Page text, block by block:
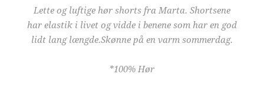
Lette og luftige hør shorts fra Marta. Shortsene
har elastik i livet og vidde i benene som har en god
lidt lang længde.Skønne på en varm sommerdag.
*100% Hør